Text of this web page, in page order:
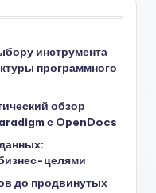
инструмента
программного
обзор
с OpenDocs
целями
до продвинутых